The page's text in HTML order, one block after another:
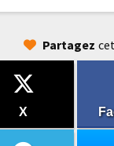
Partagez
X